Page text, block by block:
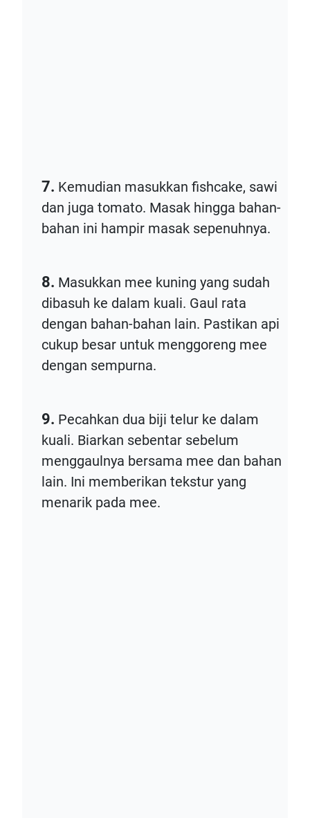
7. Kemudian masukkan fishcake, sawi
dan juga tomato. Masak hingga bahan-
bahan ini hampir masak sepenuhnya.
8. Masukkan mee kuning yang sudah
dibasuh ke dalam kuali. Gaul rata
dengan bahan-bahan lain. Pastikan api
cukup besar untuk menggoreng mee
dengan sempurna.
9. Pecahkan dua biji telur ke dalam
kuali. Biarkan sebentar sebelum
menggaulnya bersama mee dan bahan
lain. Ini memberikan tekstur yang
menarik pada mee.